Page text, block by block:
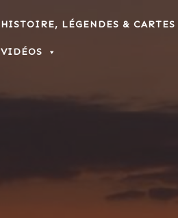
HISTOIRE, LÉGENDES & CARTES
VIDÉOS